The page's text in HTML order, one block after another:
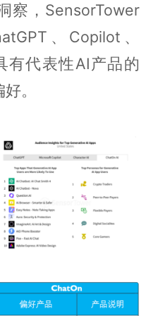
察，SensorTower
、Copilot、
有代表性AI产品的
。